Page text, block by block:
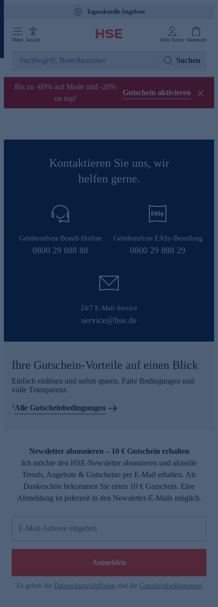
Tagesaktuelle Angebote
Menü Ansicht Mein Konto Warenkorb
Suchen
Bis zu -60% auf Mode und -20%
on top!
Gutschein aktivieren
Kontaktieren Sie uns, wir
helfen gerne.
Gebührenfreie Bestell-Hotline
0800 29 888 88
Gebührenfreie EASy-Bestellung
0800 29 888 29
24/7 E-Mail-Service
service@hse.de
Ihre Gutschein-Vorteile auf einen Blick
Einfach einlösen und sofort sparen. Faire Bedingungen und
volle Transparenz.
1Alle Gutscheinbedingungen
Newsletter abonnieren – 10 € Gutschein erhalten
Ich möchte den HSE-Newsletter abonnieren und aktuelle
Trends, Angebote & Gutscheine per E-Mail erhalten. Als
Dankeschön bekommen Sie einen 10 € Gutschein. Eine
Abmeldung ist jederzeit in den Newsletter-E-Mails möglich.
E-Mail-Adresse eingeben
Anmelden
Es gelten die Datenschutzrichtlinien und die Gutscheinbedingungen